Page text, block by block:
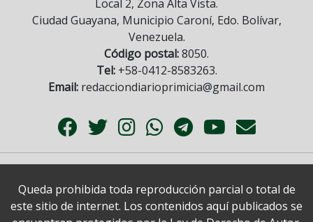
Local 2, Zona Alta Vista.
Ciudad Guayana, Municipio Caroní, Edo. Bolívar,
Venezuela.
Código postal:8050.
Tel:+58-0412-8583263.
Email: redacciondiarioprimicia@gmail.com
Queda prohibida toda reproducción parcial o total de
este sitio de internet. Los contenidos aquí publicados se